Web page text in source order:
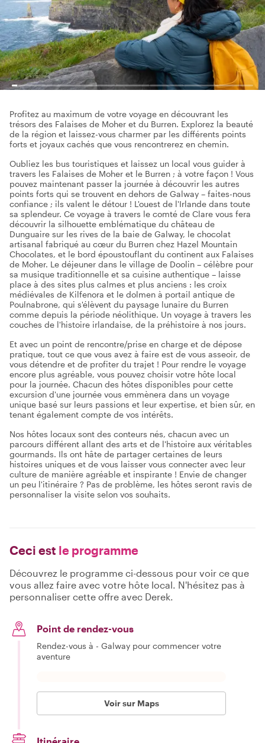
Profitez au maximum de votre voyage en découvrant les
trésors des Falaises de Moher et du Burren. Explorez la beauté
de la région et laissez-vous charmer par les différents points
forts et joyaux cachés que vous rencontrerez en chemin.
Oubliez les bus touristiques et laissez un local vous guider à
travers les Falaises de Moher et le Burren ; à votre façon ! Vous
pouvez maintenant passer la journée à découvrir les autres
points forts qui se trouvent en dehors de Galway – faites-nous
confiance ; ils valent le détour ! L'ouest de l'Irlande dans toute
sa splendeur. Ce voyage à travers le comté de Clare vous fera
découvrir la silhouette emblématique du château de
Dunguaire sur les rives de la baie de Galway, le chocolat
artisanal fabriqué au cœur du Burren chez Hazel Mountain
Chocolates, et le bord époustouflant du continent aux Falaises
de Moher. Le déjeuner dans le village de Doolin – célèbre pour
sa musique traditionnelle et sa cuisine authentique – laisse
place à des sites plus calmes et plus anciens : les croix
médiévales de Kilfenora et le dolmen à portail antique de
Poulnabrone, qui s'élèvent du paysage lunaire du Burren
comme depuis la période néolithique. Un voyage à travers les
couches de l'histoire irlandaise, de la préhistoire à nos jours.
Et avec un point de rencontre/prise en charge et de dépose
pratique, tout ce que vous avez à faire est de vous asseoir, de
vous détendre et de profiter du trajet ! Pour rendre le voyage
encore plus agréable, vous pouvez choisir votre hôte local
pour la journée. Chacun des hôtes disponibles pour cette
excursion d'une journée vous emmènera dans un voyage
unique basé sur leurs passions et leur expertise, et bien sûr, en
tenant également compte de vos intérêts.
Nos hôtes locaux sont des conteurs nés, chacun avec un
parcours différent allant des arts et de l'histoire aux véritables
gourmands. Ils ont hâte de partager certaines de leurs
histoires uniques et de vous laisser vous connecter avec leur
culture de manière agréable et inspirante ! Envie de changer
un peu l'itinéraire ? Pas de problème, les hôtes seront ravis de
personnaliser la visite selon vos souhaits.
Ceci est le programme
Découvrez le programme ci-dessous pour voir ce que
vous allez faire avec votre hôte local. N'hésitez pas à
personnaliser cette offre avec Derek.
Point de rendez-vous
Rendez-vous à - Galway pour commencer votre
aventure
Voir sur Maps